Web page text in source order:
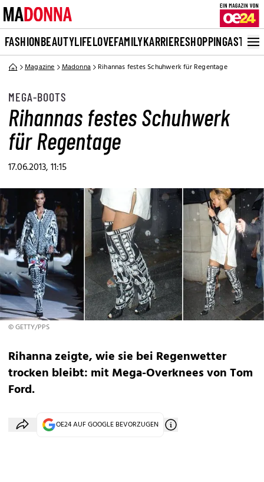
FASHIONBEAUTYLIFELOVEFAMILYKARRIERESHOPPINGASTRO
Magazine Madonna Rihannas festes Schuhwerk für Regentage
MEGA-BOOTS
Rihannas festes Schuhwerk
für Regentage
17.06.2013, 11:15
© GETTY/PPS
Rihanna zeigte, wie sie bei Regenwetter
trocken bleibt: mit Mega-Overknees von Tom
Ford.
OE24 AUF GOOGLE BEVORZUGEN